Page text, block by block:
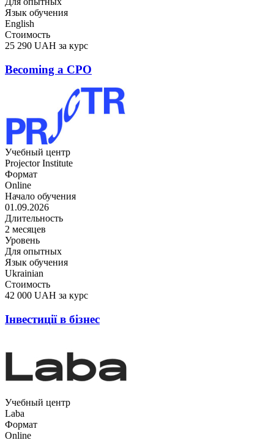
Язык обучения
English
Стоимость
25 290 UAH за курс
Becoming a CPO
Учебный центр
Projector Institute
Формат
Online
Начало обучения
01.09.2026
Длительность
2 месяцев
Уровень
Для опытных
Язык обучения
Ukrainian
Стоимость
42 000 UAH за курс
Інвестиції в бізнес
Учебный центр
Laba
Формат
Online